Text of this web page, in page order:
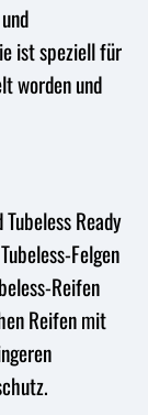
ist speziell für
worden und
Ready
Felgen
Reifen
Reifen mit